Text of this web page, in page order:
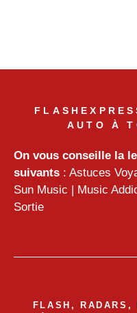
AUTO À
On vous conseille la
suivants : Astuces
Sun Music | Music
Sortie
FLASH, RADARS,